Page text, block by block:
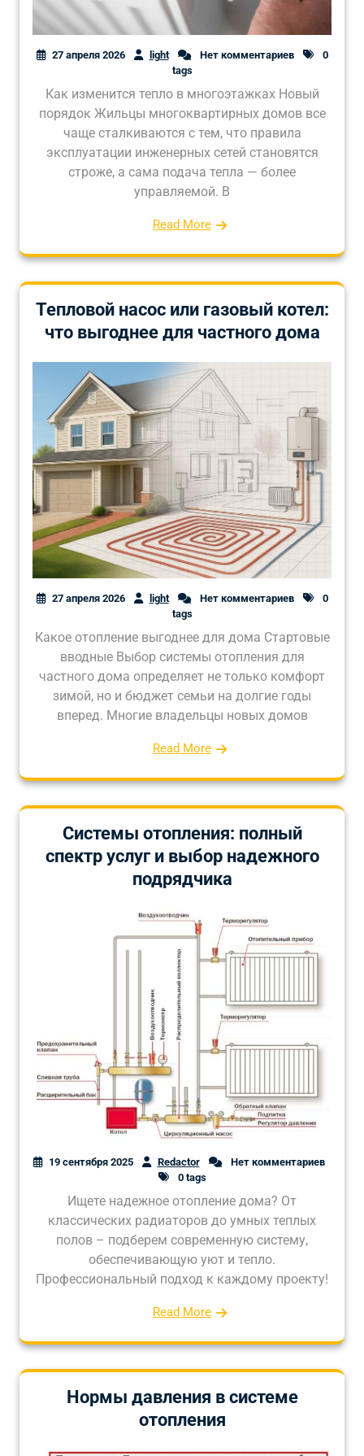
27 апреля 2026 light Нет комментариев
0
tags
Как изменится тепло в многоэтажках Новый
порядок Жильцы многоквартирных домов все
чаще сталкиваются с тем, что правила
эксплуатации инженерных сетей становятся
строже, а сама подача тепла — более
управляемой. В
Read More
Тепловой насос или газовый котел:
что выгоднее для частного дома
27 апреля 2026 light Нет комментариев
0
tags
Какое отопление выгоднее для дома Стартовые
вводные Выбор системы отопления для
частного дома определяет не только комфорт
зимой, но и бюджет семьи на долгие годы
вперед. Многие владельцы новых домов
Read More
Системы отопления: полный
спектр услуг и выбор надежного
подрядчика
19 сентября 2025 Redactor
Нет комментариев
0 tags
Ищете надежное отопление дома? От
классических радиаторов до умных теплых
полов – подберем современную систему,
обеспечивающую уют и тепло.
Профессиональный подход к каждому проекту!
Read More
Нормы давления в системе
отопления